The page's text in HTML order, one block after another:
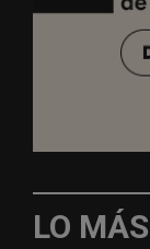
LO